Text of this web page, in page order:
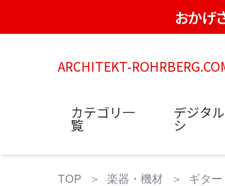
おかげ
ARCHITEKT-
カテゴリ一
覧
デジタ
シ
TOP 楽器・機材 ギター